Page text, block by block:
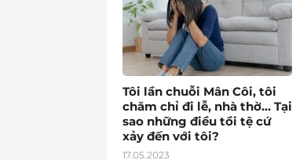
Tôi lần chuỗi Mân Côi, tôi
chăm chỉ đi lễ, nhà thờ… Tại
sao những điều tồi tệ cứ
xảy đến với tôi?
17.05.2023